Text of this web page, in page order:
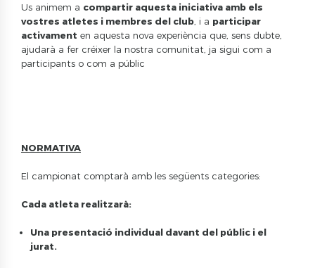
Us animem a compartir aquesta iniciativa amb els
vostres atletes i membres del club, i a participar
activament en aquesta nova experiència que, sens dubte,
ajudarà a fer créixer la nostra comunitat, ja sigui com a
participants o com a públic
NORMATIVA
El campionat comptarà amb les següents categories:
Cada atleta realitzarà:
Una presentació individual davant del públic i el
jurat.